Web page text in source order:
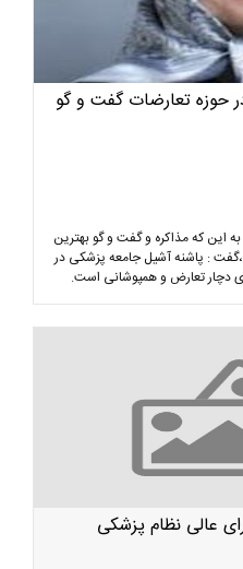
حوزه تعارضات گفت و گو
این که مذاکره و گفت و گو بهترین
: پاشنه آشیل جامعه پزشکی در
دچار تعارض و همپوشانی است.
عالی نظام پزشکی